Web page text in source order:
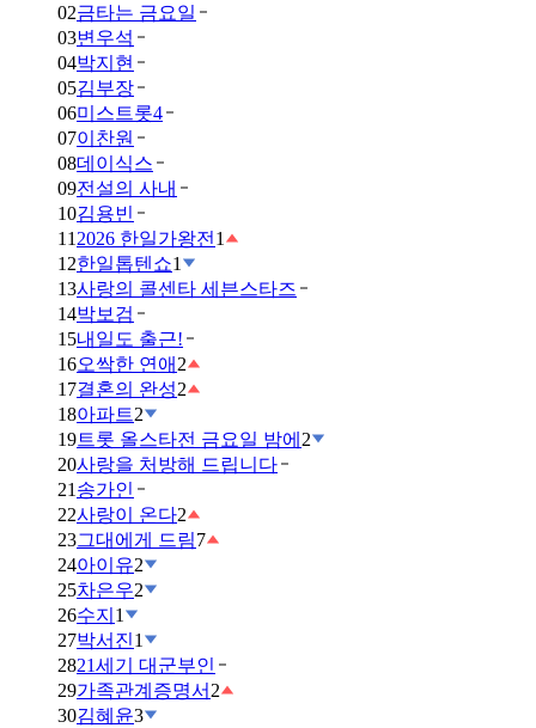
02금타는 금요일
03변우석
04박지현
05김부장
06미스트롯4
07이찬원
08데이식스
09전설의 사내
10김용빈
11 2026 한일가왕전 1
12한일톱텐쇼1
13사랑의 콜센타 세븐스타즈
14박보검
15내일도 출근!
16오싹한 연애 2
17결혼의 완성2
18아파트2
19트롯 올스타전 금요일 밤에 2
20사랑을 처방해 드립니다
21 송가인
22사랑이 온다2
23그대에게 드림7
24아이유2
25차은우2
26수지 1
27박서진1
2821세기 대군부인
29가족관계증명서 2
30김혜윤3